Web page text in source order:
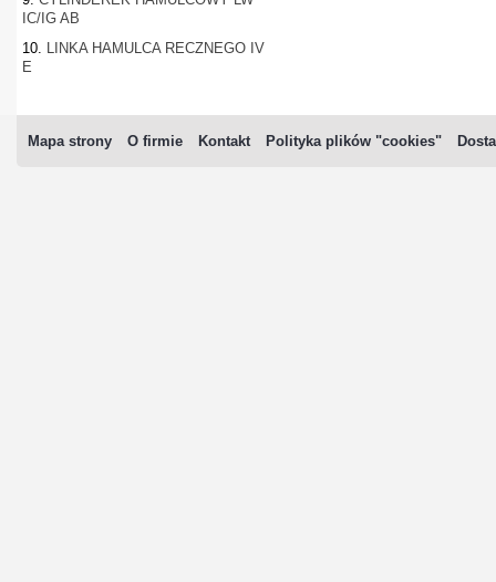
IC/IG AB
10. LINKA HAMULCA RECZNEGO IV
E
Mapa strony O firmie Kontakt Polityka plików "cookies"